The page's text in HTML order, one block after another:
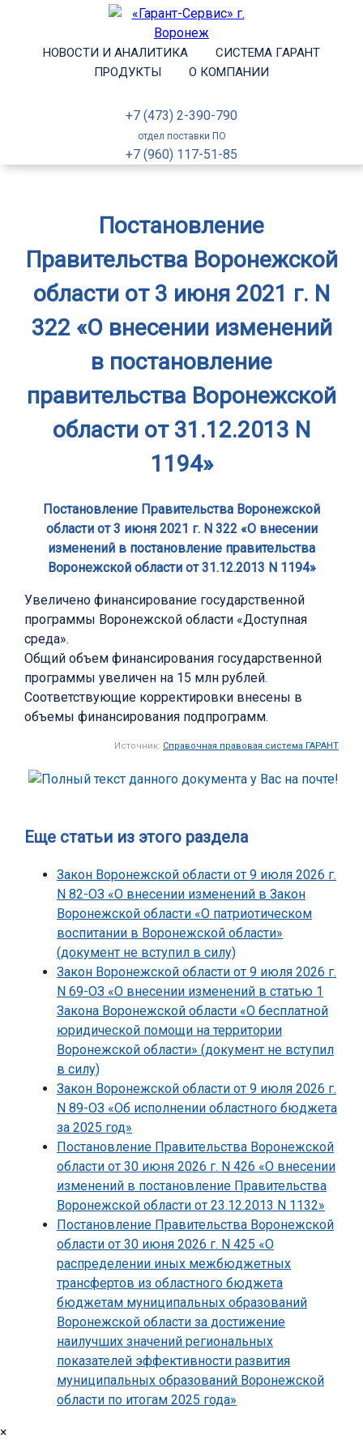
НОВОСТИ И АНАЛИТИКА
СИСТЕМА ГАРАНТ
ПРОДУКТЫ
О КОМПАНИИ
+7 (473) 2-390-790
отдел поставки ПО
+7 (960) 117-51-85
Постановление
Правительства Воронежской
области от 3 июня 2021 г. N
322 «О внесении изменений
в постановление
правительства Воронежской
области от 31.12.2013 N
1194»
Постановление Правительства Воронежской
области от 3 июня 2021 г. N 322 «О внесении
изменений в постановление правительства
Воронежской области от 31.12.2013 N 1194»
Увеличено финансирование государственной
программы Воронежской области «Доступная
среда».
Общий объем финансирования государственной
программы увеличен на 15 млн рублей.
Соответствующие корректировки внесены в
объемы финансирования подпрограмм.
Источник: Справочная правовая система ГАРАНТ
Еще статьи из этого раздела
Закон Воронежской области от 9 июля 2026 г.
N 82-ОЗ «О внесении изменений в Закон
Воронежской области «О патриотическом
воспитании в Воронежской области»
(документ не вступил в силу)
Закон Воронежской области от 9 июля 2026 г.
N 69-ОЗ «О внесении изменений в статью 1
Закона Воронежской области «О бесплатной
юридической помощи на территории
Воронежской области» (документ не вступил
в силу)
Закон Воронежской области от 9 июля 2026 г.
N 89-ОЗ «Об исполнении областного бюджета
за 2025 год»
Постановление Правительства Воронежской
области от 30 июня 2026 г. N 426 «О внесении
изменений в постановление Правительства
Воронежской области от 23.12.2013 N 1132»
Постановление Правительства Воронежской
области от 30 июня 2026 г. N 425 «О
распределении иных межбюджетных
трансфертов из областного бюджета
бюджетам муниципальных образований
Воронежской области за достижение
наилучших значений региональных
показателей эффективности развития
муниципальных образований Воронежской
области по итогам 2025 года»
×